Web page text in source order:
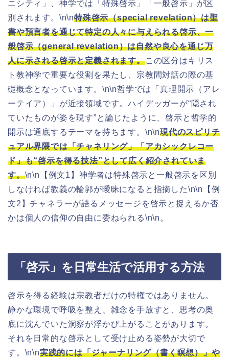
ニシティ」、神学では「特殊啓示」「一般啓示」が区
別されます。\n\n特殊啓示（special revelation）は聖
書や預言者を通じて特定の人々に与えられる啓示、一
般啓示（general revelation）は自然や良心を通じ万
人に示される啓示と定義されます。この区分はキリス
ト教神学で重要な役割を果たし、宗教間対話の際の基
礎概念となっています。\n\n哲学では「真理開示（アレ
ーテイア）」が近接領域です。ハイデッガーが“隠され
ていたものが姿を現す”と論じたように、啓示と哲学的
開示は通底するテーマを持ちます。\n\n現代のスピリチ
ュアル界隈では「チャネリング」「アカシックレコー
ド」も“啓示を得る技法”として広く紹介されていま
す。\n\n【例文1】神学者は特殊啓示と一般啓示を区別
しなければ教義の輪郭が曖昧になると指摘した\n\n【例
文2】チャネラーが語るメッセージを啓示と捉えるか否
かは個人の信仰の自由に委ねられる\n\n。
「啓示」を日常生活で活用する方法
啓示を得る経験は宗教者だけの特権ではありません。
静かな環境で呼吸を整え、雑念を手放すと、思考の奥
底に沈んでいた洞察が浮かび上がることがあります。
それを日常的な啓示として受け止める姿勢が大切で
す。\n\n実践的には「ジャーナリング（書く瞑想）」や